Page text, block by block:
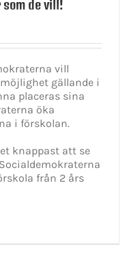
de vill!
vill
gällande i
placeras sina
öka
i förskolan.
knappast att se
från 2 års